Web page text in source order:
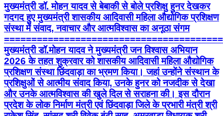
मुख्यमंत्री डॉ. मोहन यादव से बेबाकी से बोले प्रशिक्षु हुनर देखकर
गदगद हुए मुख्यमंत्री शासकीय आदिवासी महिला औद्योगिक प्रशिक्षण
संस्था में संवाद, नवाचार और आत्मविश्वास का अनूठा संगम
मुख्यमंत्री डॉ.मोहन यादव ने मुख्यमंत्री जन विश्वास अभियान
2026 के तहत शुक्रवार को शासकीय आदिवासी महिला औद्योगिक
प्रशिक्षण संस्था छिंदवाड़ा का भ्रमण किया। जहां उन्होंने संस्थान के
प्रशिक्षुओं से आत्मीय संवाद किया, उनके हुनर को नजदीक से देखा
और उनके आत्मविश्वास की खुले दिल से सराहना की। इस दौरान
प्रदेश के लोक निर्माण मंत्री एवं छिंदवाड़ा जिले के प्रभारी मंत्री श्री